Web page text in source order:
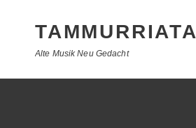
TAMMURRIATA
Alte Musik Neu Gedacht